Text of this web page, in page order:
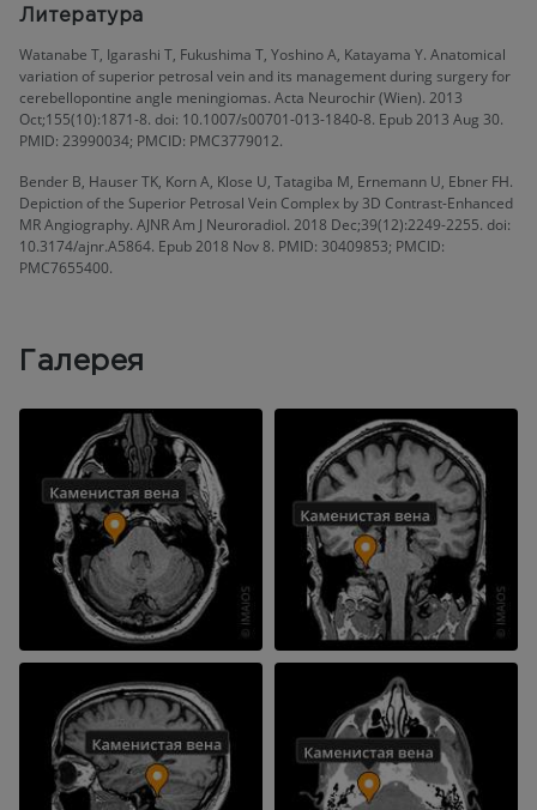
Литература
Watanabe T, Igarashi T, Fukushima T, Yoshino A, Katayama Y. Anatomical
variation of superior petrosal vein and its management during surgery for
cerebellopontine angle meningiomas. Acta Neurochir (Wien). 2013
Oct;155(10):1871-8. doi: 10.1007/s00701-013-1840-8. Epub 2013 Aug 30.
PMID: 23990034; PMCID: PMC3779012.
Bender B, Hauser TK, Korn A, Klose U, Tatagiba M, Ernemann U, Ebner FH.
Depiction of the Superior Petrosal Vein Complex by 3D Contrast-Enhanced
MR Angiography. AJNR Am J Neuroradiol. 2018 Dec;39(12):2249-2255. doi:
10.3174/ajnr.A5864. Epub 2018 Nov 8. PMID: 30409853; PMCID:
PMC7655400.
Галерея